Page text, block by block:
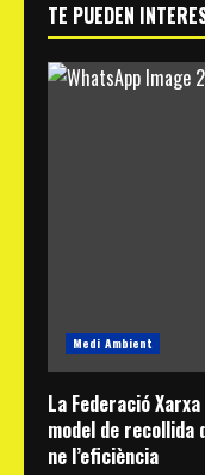
TE PUEDEN
Medi Ambient
La Federació
model de
ne l’eficiència